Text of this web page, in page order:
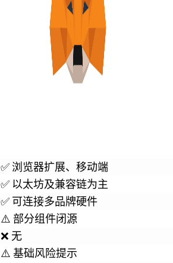
✅ 浏览器扩展、移动端
✅ 以太坊及兼容链为主
✅ 可连接多品牌硬件
⚠️ 部分组件闭源
❌ 无
⚠️ 基础风险提示